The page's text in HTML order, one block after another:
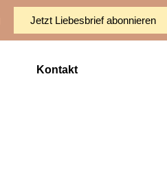
Jetzt Liebesbrief abonnieren
Kontakt